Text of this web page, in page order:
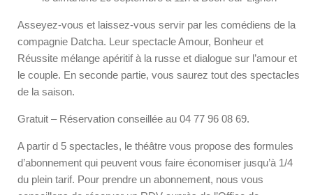
Asseyez-vous et laissez-vous servir par les comédiens de la
compagnie Datcha. Leur spectacle Amour, Bonheur et
Réussite mélange apéritif à la russe et dialogue sur l’amour et
le couple. En seconde partie, vous saurez tout des spectacles
de la saison.
Gratuit – Réservation conseillée au 04 77 96 08 69.
A partir d 5 spectacles, le théâtre vous propose des formules
d’abonnement qui peuvent vous faire économiser jusqu’à 1/4
du plein tarif. Pour prendre un abonnement, nous vous